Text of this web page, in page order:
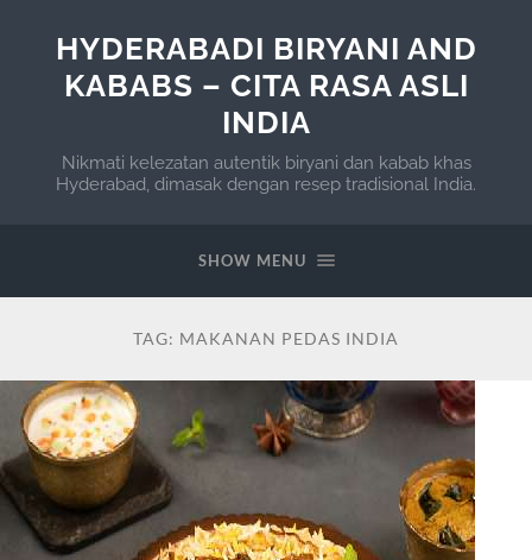
HYDERABADI BIRYANI AND
KABABS – CITA RASA ASLI
INDIA
Nikmati kelezatan autentik biryani dan kabab khas
Hyderabad, dimasak dengan resep tradisional India.
SHOW MENU
TAG: MAKANAN PEDAS INDIA